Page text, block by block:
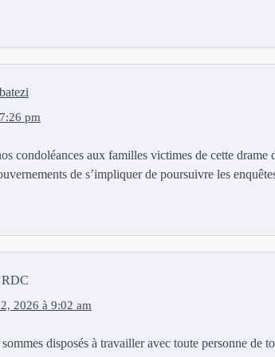
pm
condoléances aux familles victimes de cette
de s’impliquer de poursuivre les
2026 à 9:02 am
disposés à travailler avec toute personne de